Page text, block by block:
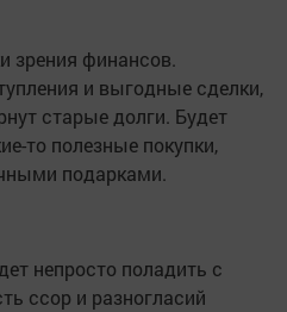
зрения финансов.
и выгодные сделки,
старые долги. Будет
то полезные покупки,
подарками.
непросто поладить с
ссор и разногласий